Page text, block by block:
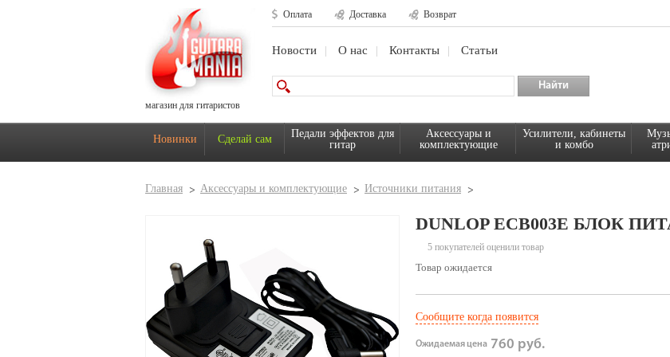
магазин для гитаристов
Оплата Доставка Возврат
Новости О нас Контакты Статьи
Новинки Сделай сам
Педали эффектов для
гитар
Аксессуары и
комплектующие
Усилители, кабинеты
и комбо
Главная Аксессуары и комплектующие Источники питания
DUNLOP ECB003E БЛОК
5 покупателей оценили товар
Товар ожидается
Сообщите когда появится
Ожидаемая цена 760 руб.